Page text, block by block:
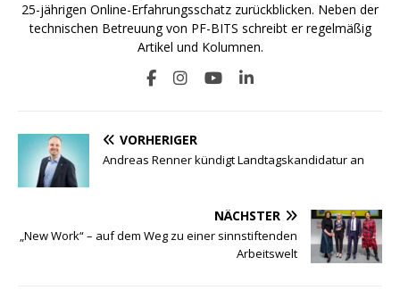
25-jährigen Online-Erfahrungsschatz zurückblicken. Neben der
technischen Betreuung von PF-BITS schreibt er regelmäßig
Artikel und Kolumnen.
VORHERIGER
Andreas Renner kündigt Landtagskandidatur an
NÄCHSTER
„New Work“ – auf dem Weg zu einer sinnstiftenden
Arbeitswelt